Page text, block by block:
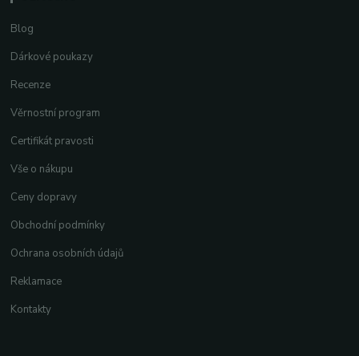
Blog
Dárkové poukazy
Recenze
Věrnostní program
Certifikát pravosti
Vše o nákupu
Ceny dopravy
Obchodní podmínky
Ochrana osobních údajů
Reklamace
Kontakty